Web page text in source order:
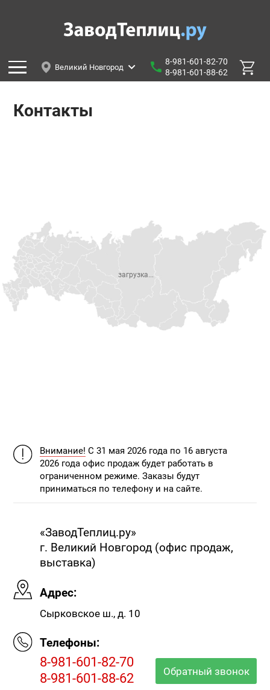
Великий Новгород
8-981-601-82-70
8-981-601-88-62
Контакты
Внимание! С 31 мая 2026 года по 16 августа
2026 года офис продаж будет работать в
ограниченном режиме. Заказы будут
приниматься по телефону и на сайте.
«ЗаводТеплиц.ру»
г. Великий Новгород (офис продаж,
выставка)
Адрес:
Сырковское ш., д. 10
Телефоны:
8-981-601-82-70
8-981-601-88-62
Обратный звонок
загрузка...